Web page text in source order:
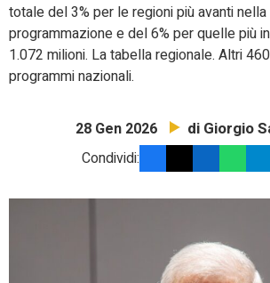
totale del 3% per le regioni più avanti nella
programmazione e del 6% per quelle più
1.072 milioni. La tabella regionale. Altri
programmi nazionali.
28 Gen 2026 di Giorgio
Condividi: